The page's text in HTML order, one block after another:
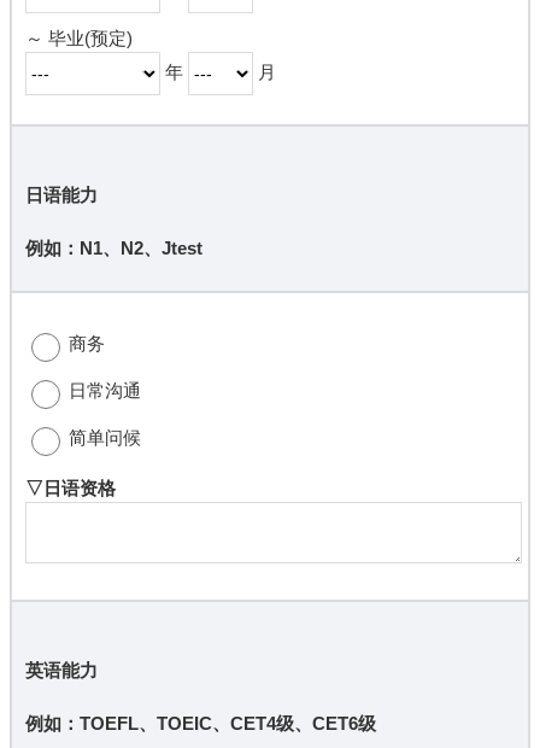
～ 毕业(预定)
年
月
日语能力
例如：N1、N2、Jtest
商务
日常沟通
简单问候
▽日语资格
英语能力
例如：TOEFL、TOEIC、CET4级、CET6级